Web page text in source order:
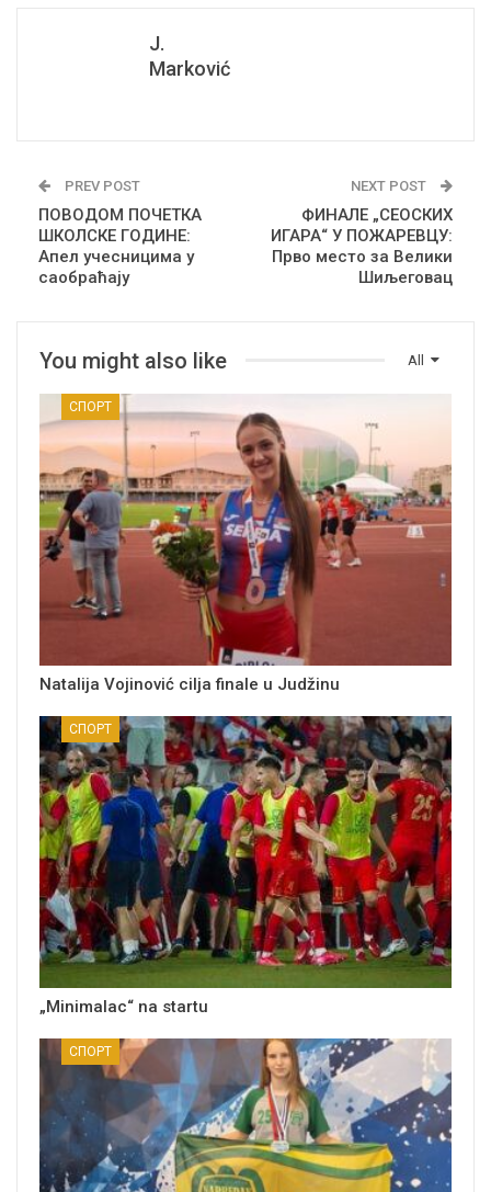
J.
Marković
PREV POST
ПОВОДОМ ПОЧЕТКА
ШКОЛСКЕ ГОДИНЕ:
Апел учесницима у
саобраћају
NEXT POST
ФИНАЛЕ „СЕОСКИХ
ИГАРА“ У ПОЖАРЕВЦУ:
Прво место за Велики
Шиљеговац
All
You might also like
СПОРТ
Natalija Vojinović cilja finale u Judžinu
СПОРТ
„Minimalac“ na startu
СПОРТ